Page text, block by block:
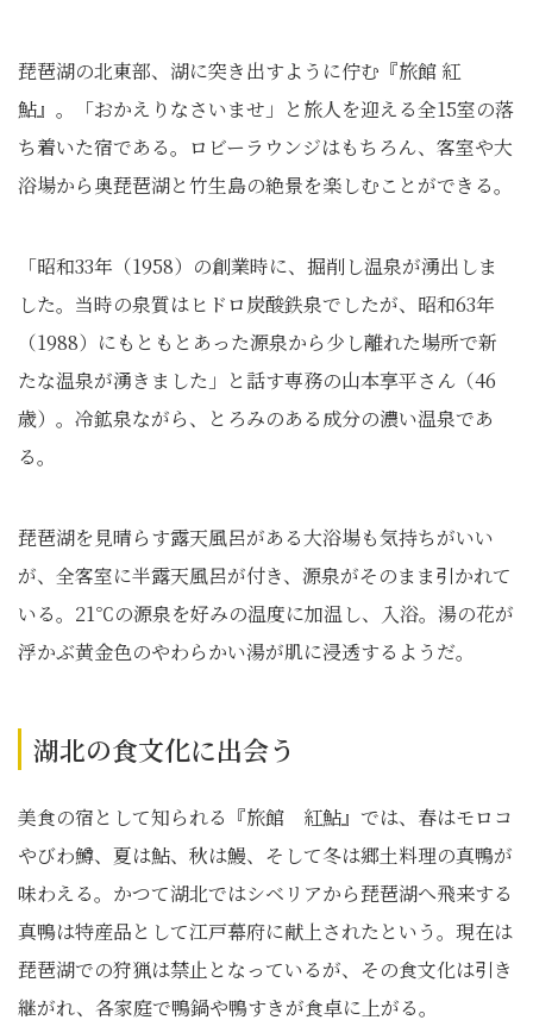
琵琶湖の北東部、湖に突き出すように佇む『旅館 紅
鮎』。「おかえりなさいませ」と旅人を迎える全15室の落
ち着いた宿である。ロビーラウンジはもちろん、客室や大
浴場から奥琵琶湖と竹生島の絶景を楽しむことができる。
「昭和33年（1958）の創業時に、掘削し温泉が湧出しま
した。当時の泉質はヒドロ炭酸鉄泉でしたが、昭和63年
（1988）にもともとあった源泉から少し離れた場所で新
たな温泉が湧きました」と話す専務の山本享平さん（46
歳）。冷鉱泉ながら、とろみのある成分の濃い温泉であ
る。
琵琶湖を見晴らす露天風呂がある大浴場も気持ちがいい
が、全客室に半露天風呂が付き、源泉がそのまま引かれて
いる。21℃の源泉を好みの温度に加温し、入浴。湯の花が
浮かぶ黄金色のやわらかい湯が肌に浸透するようだ。
湖北の食文化に出会う
美食の宿として知られる『旅館 紅鮎』では、春はモロコ
やびわ鱒、夏は鮎、秋は鰻、そして冬は郷土料理の真鴨が
味わえる。かつて湖北ではシベリアから琵琶湖へ飛来する
真鴨は特産品として江戸幕府に献上されたという。現在は
琵琶湖での狩猟は禁止となっているが、その食文化は引き
継がれ、各家庭で鴨鍋や鴨すきが食卓に上がる。